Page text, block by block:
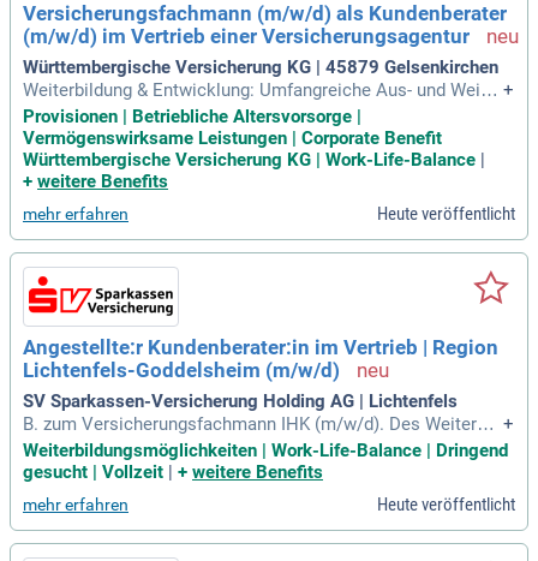
Versicherungsfachmann (m/w/d) als Kundenberater
(m/w/d) im Vertrieb einer Versicherungsagentur
Württembergische Versicherung KG | 45879 Gelsenkirchen
Weiterbildung & Entwicklung: Umfangreiche Aus- und Weiter
entwicklungsmöglichkeiten zum Beispiel zum Fachexperte,
Agenturpartner oder Generalagent; Persönliche Unterstützun
g durch unsere Spezialisten vor Ort.
+
Provisionen | Betriebliche Altersvorsorge |
Vermögenswirksame Leistungen | Corporate Benefit
Württembergische Versicherung KG | Work-Life-Balance |
+ weitere Benefits
mehr erfahren Heute veröffentlicht
Angestellte:r Kundenberater:in im Vertrieb | Region
Lichtenfels-Goddelsheim (m/w/d)
SV Sparkassen-Versicherung Holding AG | Lichtenfels
B. zum Versicherungsfachmann IHK (m/w/d). Des Weiteren
ein Team von Spezialisten und Fachleuten, das Sie unterstüt
zt. Attraktive Vergütung; Eine feste Anstellung bei der Gener
chkeiten.
+
Weiterbildungsmöglichkeiten | Work-Life-Balance | Dringend
gesucht | Vollzeit
+ weitere Benefits
mehr erfahren Heute veröffentlicht